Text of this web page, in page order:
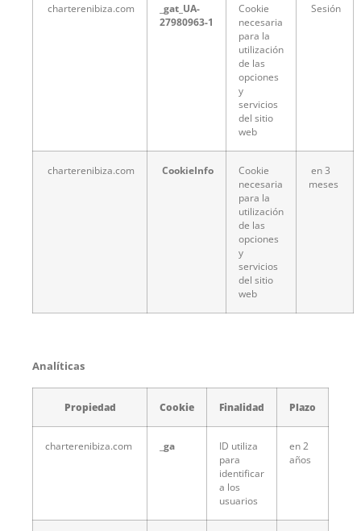
charterenibiza.com
_gat_UA-
27980963-1
Cookie
necesaria
para la
utilización
de las
opciones
y
servicios
del sitio
web
Sesión
charterenibiza.com CookieInfo
Cookie
necesaria
para la
utilización
de las
opciones
y
servicios
del sitio
web
en 3
meses
Analíticas
Propiedad Cookie Finalidad Plazo
charterenibiza.com _ga
ID utiliza
para
identificar
a los
usuarios
en 2
años